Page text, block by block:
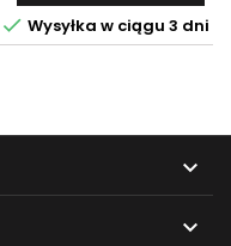
 Wysyłka w ciągu 3 dni

